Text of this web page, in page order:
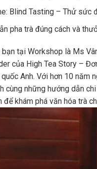
Blind Tasting – Thử sức
pha trà đúng cách và
tại Workshop là Ms
của High Tea Story –
Anh. Với hơn 10 năm
cùng những hướng dẫn
khám phá văn hóa trà